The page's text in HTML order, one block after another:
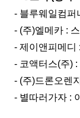
- 블루웨일컴퍼
- (주)엘메카 :
- 제이앤피메디
- 코액터스(주)
- (주)드론오렌
- 별따러가자 :